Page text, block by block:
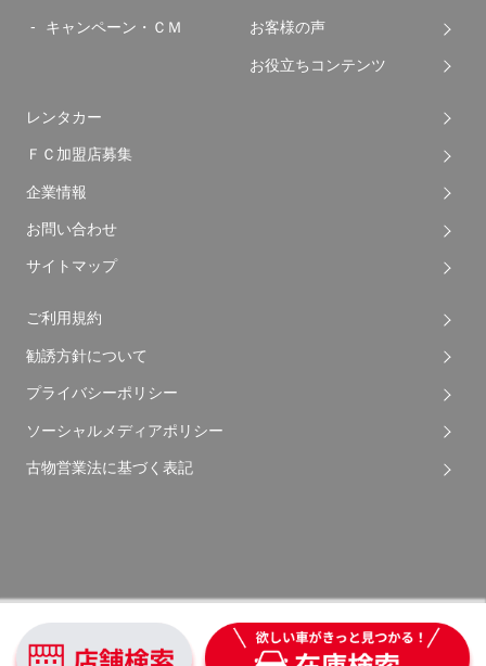
キャンペーン・ＣＭ お客様の声
お役立ちコンテンツ
レンタカー
ＦＣ加盟店募集
企業情報
お問い合わせ
サイトマップ
ご利用規約
勧誘方針について
プライバシーポリシー
ソーシャルメディアポリシー
古物営業法に基づく表記